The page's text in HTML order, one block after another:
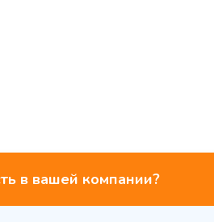
в вашей компании?